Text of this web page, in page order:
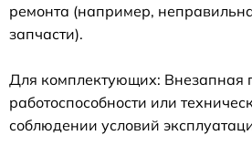
ремонта (например,
запчасти).
Для комплектующих: Внезапная
работоспособности или
соблюдении условий